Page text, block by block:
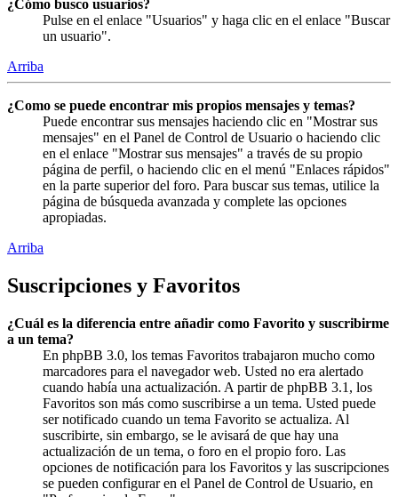
¿Cómo busco usuarios?
Pulse en el enlace "Usuarios" y haga clic en el enlace "Buscar
un usuario".
Arriba
¿Como se puede encontrar mis propios mensajes y temas?
Puede encontrar sus mensajes haciendo clic en "Mostrar sus
mensajes" en el Panel de Control de Usuario o haciendo clic
en el enlace "Mostrar sus mensajes" a través de su propio
página de perfil, o haciendo clic en el menú "Enlaces rápidos"
en la parte superior del foro. Para buscar sus temas, utilice la
página de búsqueda avanzada y complete las opciones
apropiadas.
Arriba
Suscripciones y Favoritos
¿Cuál es la diferencia entre añadir como Favorito y suscribirme
a un tema?
En phpBB 3.0, los temas Favoritos trabajaron mucho como
marcadores para el navegador web. Usted no era alertado
cuando había una actualización. A partir de phpBB 3.1, los
Favoritos son más como suscribirse a un tema. Usted puede
ser notificado cuando un tema Favorito se actualiza. Al
suscribirte, sin embargo, se le avisará de que hay una
actualización de un tema, o foro en el propio foro. Las
opciones de notificación para los Favoritos y las suscripciones
se pueden configurar en el Panel de Control de Usuario, en